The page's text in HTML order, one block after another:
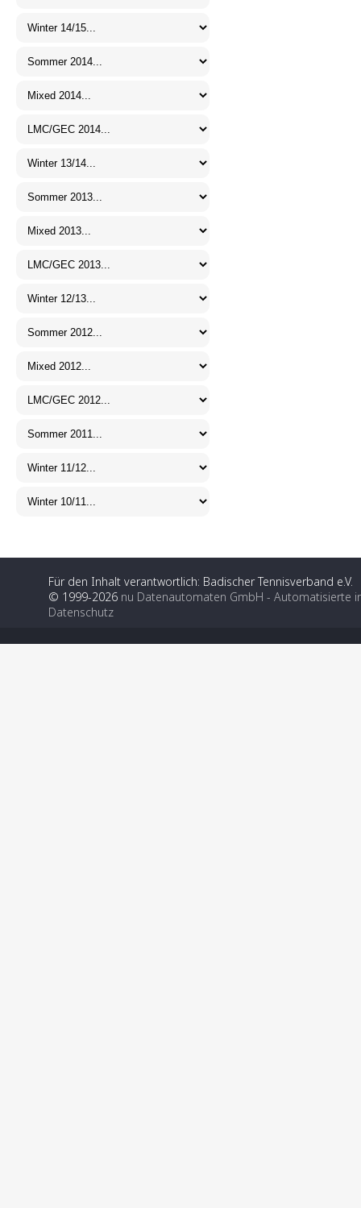
Für den Inhalt verantwortlich: Badischer Tennisverband e.V.
© 1999-2026 nu Datenautomaten GmbH - Automatisierte
Datenschutz